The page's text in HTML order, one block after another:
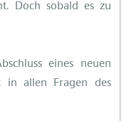
Doch sobald es zu
eines neuen
allen Fragen des